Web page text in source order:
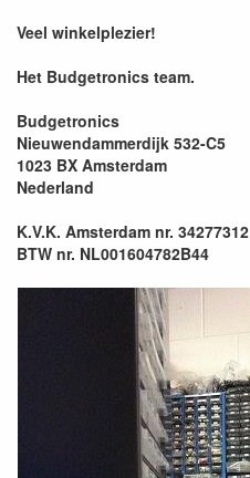
Veel winkelplezier!
Het Budgetronics team.
Budgetronics
Nieuwendammerdijk 532-C5
1023 BX Amsterdam
Nederland
K.V.K. Amsterdam nr. 34277312
BTW nr. NL001604782B44